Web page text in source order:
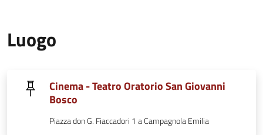
Luogo
Cinema - Teatro Oratorio San Giovanni
Bosco
Piazza don G. Fiaccadori 1 a Campagnola Emilia